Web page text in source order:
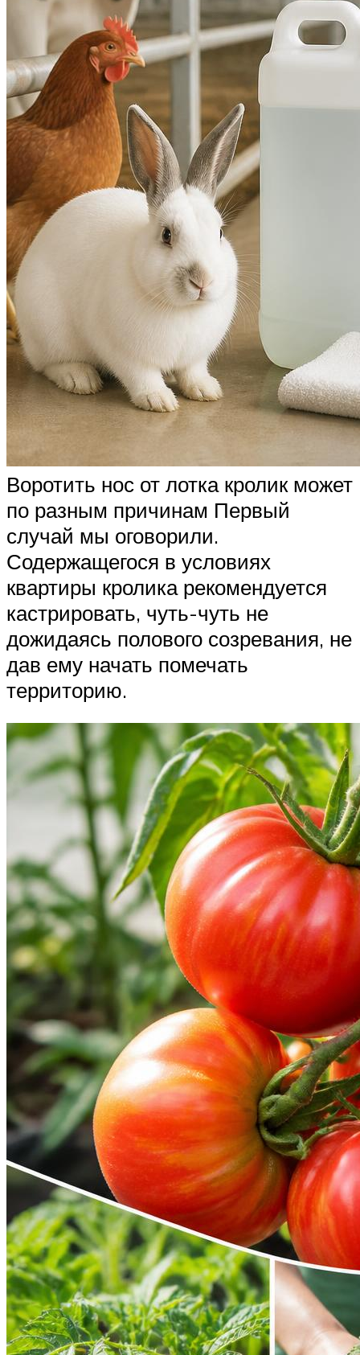
Воротить нос от лотка кролик может
по разным причинам Первый
случай мы оговорили.
Содержащегося в условиях
квартиры кролика рекомендуется
кастрировать, чуть-чуть не
дожидаясь полового созревания, не
дав ему начать помечать
территорию.